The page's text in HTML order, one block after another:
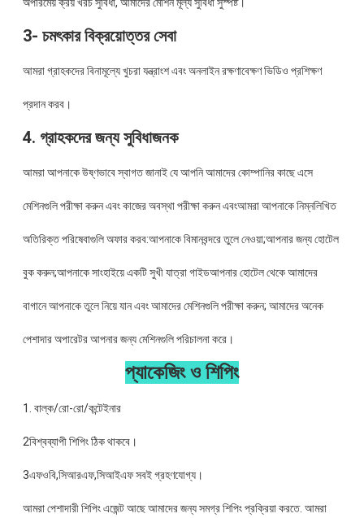
অপরিমেয় ক্রয় খরচ সুবিধা, আমাদের মেশিন মূল্য সুবিধা সুস্পষ্ট।
3- চমৎকার বিক্রয়োত্তর সেবা
আমরা গ্রাহকদের বিনামূল্যে খুচরা যন্ত্রাংশ এবং অনলাইন রক্ষণাবেক্ষণ ভিডিও প্রশিক্ষণ
প্রদান করব।
4. গ্রাহকদের জন্য সুবিধাজনক
আমরা আপনাকে উষ্ণভাবে স্বাগত জানাই যে আপনি আমাদের কোম্পানির কাছে এসে
মেশিনগুলি পরীক্ষা করুন এবং কাজের অবস্থা পরীক্ষা করুন এবংআমরা আপনাকে নিম্নলিখিত
অতিরিক্ত পরিষেবাগুলি অফার করব:আপনাকে বিমানবন্দরে তুলে নেওয়া;আপনার জন্য হোটেল
বুক করুন;আপনাকে সাংহাইয়ে একটি সুখী যাত্রা গাইডআপনার হোটেল থেকে আমাদের
বাগানে আপনাকে তুলে নিয়ে যান এবং আমাদের মেশিনগুলি পরীক্ষা করুন; আমাদের অনেক
পেশাদার অপারেটর আপনার জন্য মেশিনগুলি পরিচালনা করে।
প্যাকেজিং ও শিপিং
1. বাল্ক/রো-রো/কন্টেইনার
2বিশ্বব্যাপী শিপিং ঠিক থাকবে।
3এফওবি,সিআরএফ,সিআইএফ সবই গ্রহণযোগ্য।
আমরা পেশাদারী শিপিং এজেন্ট আছে আমাদের জন্য সমগ্র শিপিং প্রক্রিয়া করতে. আমরা